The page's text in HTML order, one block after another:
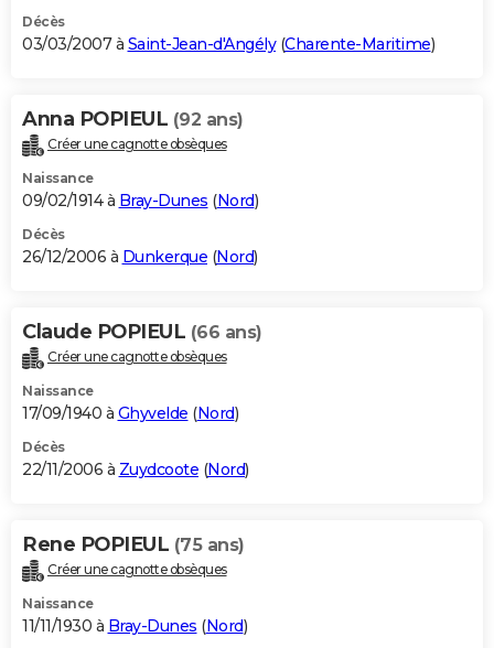
Décès
03/03/2007 à Saint-Jean-d'Angély(Charente-Maritime)
Anna POPIEUL (92 ans)
Créer une cagnotte obsèques
Naissance
09/02/1914 à Bray-Dunes (Nord)
Décès
26/12/2006 à Dunkerque (Nord)
Claude POPIEUL (66 ans)
Créer une cagnotte obsèques
Naissance
17/09/1940 à Ghyvelde (Nord)
Décès
22/11/2006 à Zuydcoote (Nord)
Rene POPIEUL (75 ans)
Créer une cagnotte obsèques
Naissance
11/11/1930 à Bray-Dunes (Nord)